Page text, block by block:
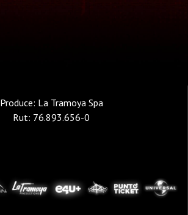
Produce: La Tramoya Spa
Rut: 76.893.656-0